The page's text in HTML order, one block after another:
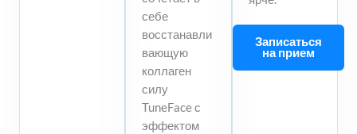
себе
восстанавли
вающую
коллаген
силу
TuneFace с
эффектом
Записаться
на прием